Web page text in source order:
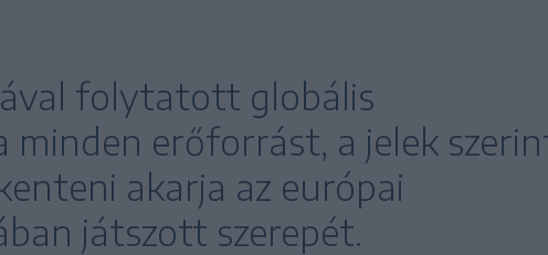
folytatott globális
minden erőforrást, a jelek
akarja az európai
játszott szerepét.